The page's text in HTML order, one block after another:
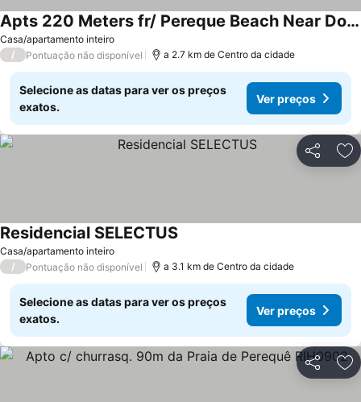
Casa/apartamento inteiro
Apts 220 Meters fr/ Pereque Beach Near Downtown- Arfs
/ Pontuação não disponível a 2.7 km de Centro da cidade
Selecione as datas para ver os preços
exatos.
Ver preços
Partilhar
Casa/apartamento inteiro
Residencial SELECTUS
/ Pontuação não disponível a 3.1 km de Centro da cidade
Selecione as datas para ver os preços
exatos.
Ver preços
Partilhar